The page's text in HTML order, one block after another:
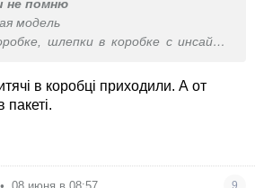
не помню
модель
шлепки в коробке с инсайта
в коробці приходили. А от
пакеті.
9